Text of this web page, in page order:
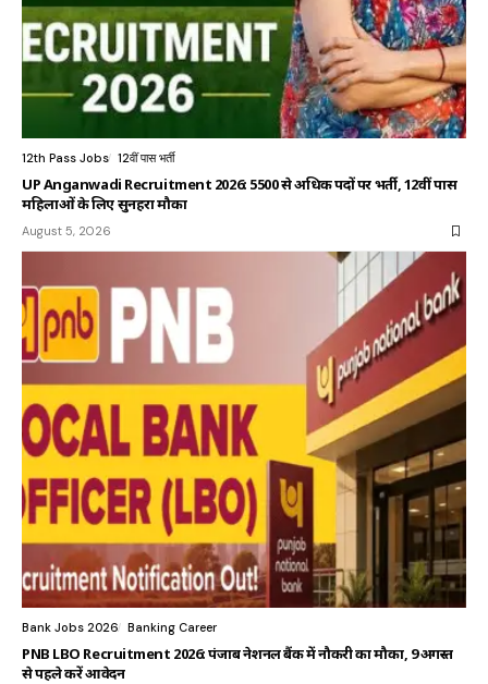
12th Pass Jobs 12वीं पास भर्ती
UP Anganwadi Recruitment 2026: 5500 से अधिक पदों पर भर्ती, 12वीं पास
महिलाओं के लिए सुनहरा मौका
August 5, 2026
Bank Jobs 2026 Banking Career
PNB LBO Recruitment 2026: पंजाब नेशनल बैंक में नौकरी का मौका, 9 अगस्त
से पहले करें आवेदन